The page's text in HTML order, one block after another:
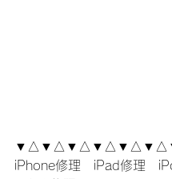
iPhone修理　iPad修理　